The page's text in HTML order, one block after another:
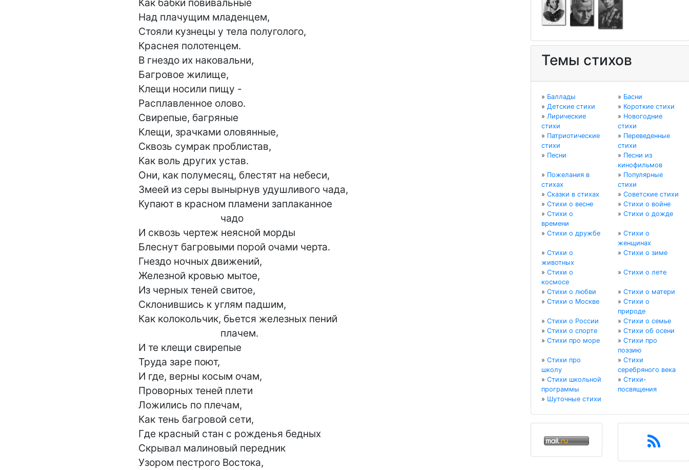
Как бабки повивальные
Над плачущим младенцем,
Стояли кузнецы у тела полуголого,
Краснея полотенцем.
В гнездо их наковальни,
Багровое жилище,
Клещи носили пищу -
Расплавленное олово.
Свирепые, багряные
Клещи, зрачками оловянные,
Сквозь сумрак проблистав,
Как воль других устав.
Они, как полумесяц, блестят на небеси,
Змеей из серы вынырнув удушливого чада,
Купают в красном пламени заплаканное
И сквозь чертеж неясной морды
Блеснут багровыми порой очами черта.
Гнездо ночных движений,
Железной кровью мытое,
Из черных теней свитое,
Склонившись к углям падшим,
Как колокольчик, бьется железных пений
И те клещи свирепые
Труда заре поют,
И где, верны косым очам,
Проворных теней плети
Ложились по плечам,
Как тень багровой сети,
Где красный стан с рожденья бедных
Скрывал малиновый передник
Узором пестрого Востока,
Темы стихов
» Баллады » Басни
» Детские стихи » Короткие стихи
» Лирические
стихи
» Новогодние
стихи
» Патриотические
стихи
» Переведенные
стихи
» Песни » Песни из
кинофильмов
» Пожелания в
стихах
» Популярные
стихи
» Сказки в стихах » Советские стихи
» Стихи о весне » Стихи о войне
» Стихи о
времени
» Стихи о дожде
» Стихи о дружбе » Стихи о
женщинах
» Стихи о
животных
» Стихи о зиме
» Стихи о
космосе
» Стихи о лете
» Стихи о любви » Стихи о матери
» Стихи о Москве » Стихи о
природе
» Стихи о России » Стихи о семье
» Стихи о спорте » Стихи об осени
» Стихи про море » Стихи про
поэзию
» Стихи про
школу
» Стихи
серебряного века
» Стихи школьной
программы
» Стихи-
посвящения
» Шуточные стихи